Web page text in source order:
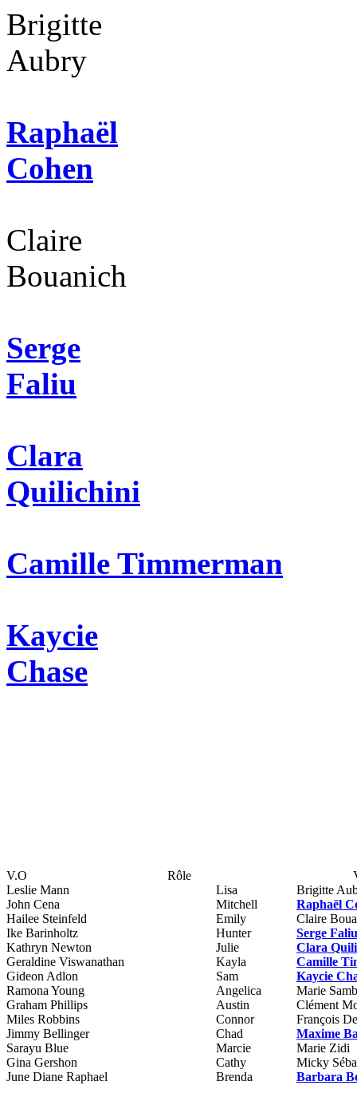
Brigitte
Aubry
Raphaël
Cohen
Claire
Bouanich
Serge
Faliu
Clara
Quilichini
Camille Timmerman
Kaycie
Chase
V.O Rôle
Leslie Mann
Lisa
Brigitte
John Cena
Mitchell
Raphaël
Hailee Steinfeld
Emily
Claire
Ike Barinholtz
Hunter
Serge Faliu
Kathryn Newton
Julie
Clara
Geraldine Viswanathan
Kayla
Camille
Gideon Adlon
Sam
Kaycie
Ramona Young
Angelica
Marie
Graham Phillips
Austin
Clément
Miles Robbins
Connor
François
Jimmy Bellinger
Chad
Maxime
Sarayu Blue
Marcie
Marie Zidi
Gina Gershon
Cathy
Micky
June Diane Raphael
Brenda Barbara